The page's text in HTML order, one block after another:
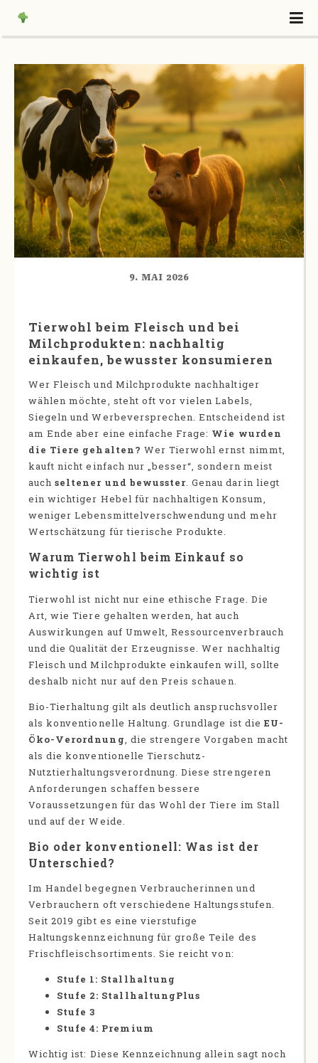
9. MAI 2026
Tierwohl beim Fleisch und bei
Milchprodukten: nachhaltig
einkaufen, bewusster konsumieren
Wer Fleisch und Milchprodukte nachhaltiger
wählen möchte, steht oft vor vielen Labels,
Siegeln und Werbeversprechen. Entscheidend ist
am Ende aber eine einfache Frage: Wie wurden
die Tiere gehalten? Wer Tierwohl ernst nimmt,
kauft nicht einfach nur „besser“, sondern meist
auchseltener und bewusster. Genau darin liegt
ein wichtiger Hebel für nachhaltigen Konsum,
weniger Lebensmittelverschwendung und mehr
Wertschätzung für tierische Produkte.
Warum Tierwohl beim Einkauf so
wichtig ist
Tierwohl ist nicht nur eine ethische Frage. Die
Art, wie Tiere gehalten werden, hat auch
Auswirkungen auf Umwelt, Ressourcenverbrauch
und die Qualität der Erzeugnisse. Wer nachhaltig
Fleisch und Milchprodukte einkaufen will, sollte
deshalb nicht nur auf den Preis schauen.
Bio-Tierhaltung gilt als deutlich anspruchsvoller
als konventionelle Haltung. Grundlage ist die EU-
Öko-Verordnung , die strengere Vorgaben macht
als die konventionelle Tierschutz-
Nutztierhaltungsverordnung. Diese strengeren
Anforderungen schaffen bessere
Voraussetzungen für das Wohl der Tiere im Stall
und auf der Weide.
Bio oder konventionell: Was ist der
Unterschied?
Im Handel begegnen Verbraucherinnen und
Verbrauchern oft verschiedene Haltungsstufen.
Seit 2019 gibt es eine vierstufige
Haltungskennzeichnung für große Teile des
Frischfleischsortiments. Sie reicht von:
Stufe 1: Stallhaltung
Stufe 2: StallhaltungPlus
Stufe 3
Stufe 4: Premium
Wichtig ist: Diese Kennzeichnung allein sagt noch